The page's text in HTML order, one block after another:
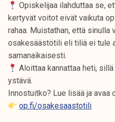
Opiskelijaa ilahduttaa se,
kertyvät voitot eivät vaikuta
rahaa. Muistathan, että sinulla
osakesäästötili eli tiliä ei tule
samanaikaisesti.
Aloittaa kannattaa heti,
ystävä.
Innostuitko? Lue lisää ja avaa
op.fi/osakesaastotili